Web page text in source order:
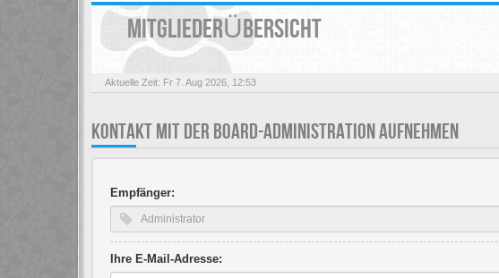
MITGLIEDERÜBERSICHT
Aktuelle Zeit: Fr 7. Aug 2026, 12:53
KONTAKT MIT DER BOARD-ADMINISTRATION AUFNEHMEN
Empfänger:
Ihre E-Mail-Adresse: